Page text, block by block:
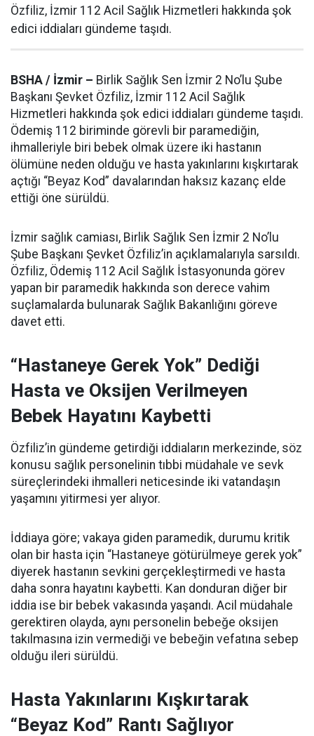
Özfiliz, İzmir 112 Acil Sağlık Hizmetleri hakkında şok
edici iddiaları gündeme taşıdı.
BSHA / İzmir – Birlik Sağlık Sen İzmir 2 No’lu Şube
Başkanı Şevket Özfiliz, İzmir 112 Acil Sağlık
Hizmetleri hakkında şok edici iddiaları gündeme taşıdı.
Ödemiş 112 biriminde görevli bir paramediğin,
ihmalleriyle biri bebek olmak üzere iki hastanın
ölümüne neden olduğu ve hasta yakınlarını kışkırtarak
açtığı “Beyaz Kod” davalarından haksız kazanç elde
ettiği öne sürüldü.
İzmir sağlık camiası, Birlik Sağlık Sen İzmir 2 No’lu
Şube Başkanı Şevket Özfiliz’in açıklamalarıyla sarsıldı.
Özfiliz, Ödemiş 112 Acil Sağlık İstasyonunda görev
yapan bir paramedik hakkında son derece vahim
suçlamalarda bulunarak Sağlık Bakanlığını göreve
davet etti.
“Hastaneye Gerek Yok” Dediği
Hasta ve Oksijen Verilmeyen
Bebek Hayatını Kaybetti
Özfiliz’in gündeme getirdiği iddiaların merkezinde, söz
konusu sağlık personelinin tıbbi müdahale ve sevk
süreçlerindeki ihmalleri neticesinde iki vatandaşın
yaşamını yitirmesi yer alıyor.
İddiaya göre; vakaya giden paramedik, durumu kritik
olan bir hasta için “Hastaneye götürülmeye gerek yok”
diyerek hastanın sevkini gerçekleştirmedi ve hasta
daha sonra hayatını kaybetti. Kan donduran diğer bir
iddia ise bir bebek vakasında yaşandı. Acil müdahale
gerektiren olayda, aynı personelin bebeğe oksijen
takılmasına izin vermediği ve bebeğin vefatına sebep
olduğu ileri sürüldü.
Hasta Yakınlarını Kışkırtarak
“Beyaz Kod” Rantı Sağlıyor